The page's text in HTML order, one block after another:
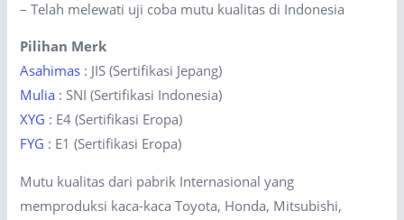
– Telah melewati uji coba mutu kualitas di Indonesia
Pilihan Merk
Asahimas : JIS (Sertifikasi Jepang)
Mulia : SNI (Sertifikasi Indonesia)
XYG : E4 (Sertifikasi Eropa)
FYG : E1 (Sertifikasi Eropa)
Mutu kualitas dari pabrik Internasional yang
memproduksi kaca-kaca Toyota, Honda, Mitsubishi,